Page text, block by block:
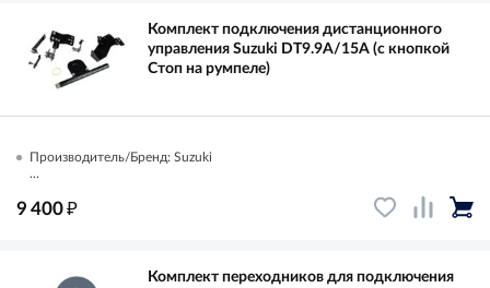
Комплект подключения дистанционного
управления Suzuki DT9.9A/15A (с кнопкой
Стоп на румпеле)
Производитель/Бренд: Suzuki
...
9 400₽
Комплект переходников для подключения